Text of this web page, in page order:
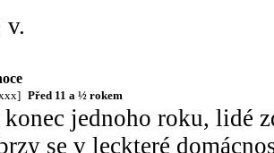
v.
Před 11 a ½ rokem
konec jednoho roku, lidé
se v leckteré